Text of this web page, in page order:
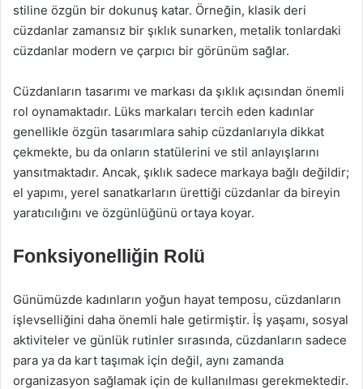
stiline özgün bir dokunuş katar. Örneğin, klasik deri
cüzdanlar zamansız bir şıklık sunarken, metalik tonlardaki
cüzdanlar modern ve çarpıcı bir görünüm sağlar.
Cüzdanların tasarımı ve markası da şıklık açısından önemli
rol oynamaktadır. Lüks markaları tercih eden kadınlar
genellikle özgün tasarımlara sahip cüzdanlarıyla dikkat
çekmekte, bu da onların statülerini ve stil anlayışlarını
yansıtmaktadır. Ancak, şıklık sadece markaya bağlı değildir;
el yapımı, yerel sanatkarların ürettiği cüzdanlar da bireyin
yaratıcılığını ve özgünlüğünü ortaya koyar.
Fonksiyonelliğin Rolü
Günümüzde kadınların yoğun hayat temposu, cüzdanların
işlevselliğini daha önemli hale getirmiştir. İş yaşamı, sosyal
aktiviteler ve günlük rutinler sırasında, cüzdanların sadece
para ya da kart taşımak için değil, aynı zamanda
organizasyon sağlamak için de kullanılması gerekmektedir.